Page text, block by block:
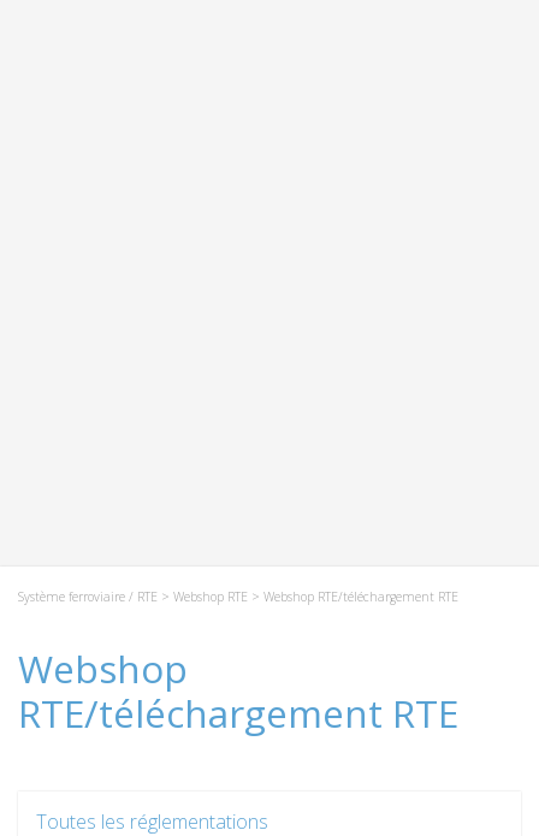
Système ferroviaire / RTE > Webshop RTE > Webshop RTE/téléchargement RTE
Webshop
RTE/téléchargement RTE
Toutes les réglementations